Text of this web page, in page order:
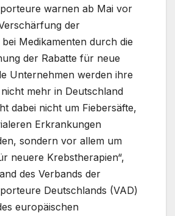
warnen ab Mai vor
der
Medikamenten durch die
der Rabatte für neue
Unternehmen werden ihre
mehr in Deutschland
dabei nicht um Fiebersäfte,
Erkrankungen
sondern vor allem um
neuere Krebstherapien“,
des Verbands der
Deutschlands (VAD)
europäischen